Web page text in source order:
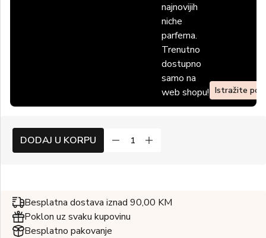
najnovijih
niche
parfema.
Trenutno
dostupno
samo na
web shopu! Istražite
DODAJ U KORPU
Besplatna dostava iznad 90,00 KM
Poklon uz svaku kupovinu
Besplatno pakovanje